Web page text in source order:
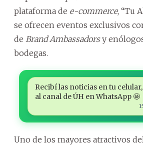
plataforma de e-commerce, “Tu
se ofrecen eventos exclusivos
de Brand Ambassadorsy
bodegas.
Recibí las noticias en tu
al canal de ÚH en WhatsApp 🤩
Uno de los mayores atractivos